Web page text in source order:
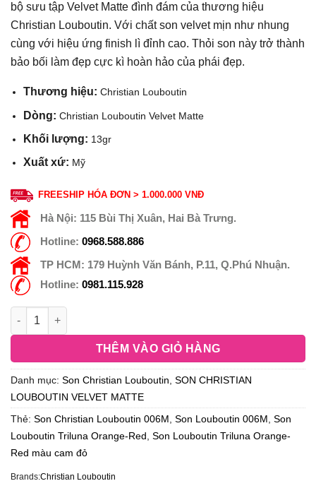
bộ sưu tập Velvet Matte đình đám của thương hiệu
Christian Louboutin. Với chất son velvet mịn như nhung
cùng với hiệu ứng finish lì đỉnh cao. Thỏi son này trở thành
bảo bối làm đẹp cực kì hoàn hảo của phái đẹp.
Thương hiệu: Christian Louboutin
Dòng: Christian Louboutin Velvet Matte
Khối lượng: 13gr
Xuất xứ: Mỹ
FREESHIP HÓA ĐƠN > 1.000.000 VNĐ
Hà Nội: 115 Bùi Thị Xuân, Hai Bà Trưng.
Hotline: 0968.588.886
TP HCM: 179 Huỳnh Văn Bánh, P.11, Q.Phú Nhuận.
Hotline: 0981.115.928
THÊM VÀO GIỎ HÀNG
Danh mục: Son Christian Louboutin, SON CHRISTIAN
LOUBOUTIN VELVET MATTE
Thẻ: Son Christian Louboutin 006M, Son Louboutin 006M, Son
Louboutin Triluna Orange-Red, Son Louboutin Triluna Orange-
Red màu cam đỏ
Brands:Christian Louboutin